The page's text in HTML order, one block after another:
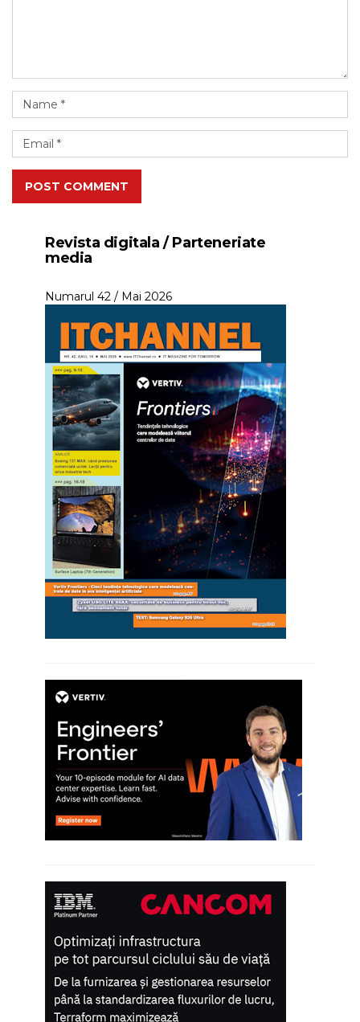
POST COMMENT
Revista digitala / Parteneriate
media
Numarul 42 / Mai 2026